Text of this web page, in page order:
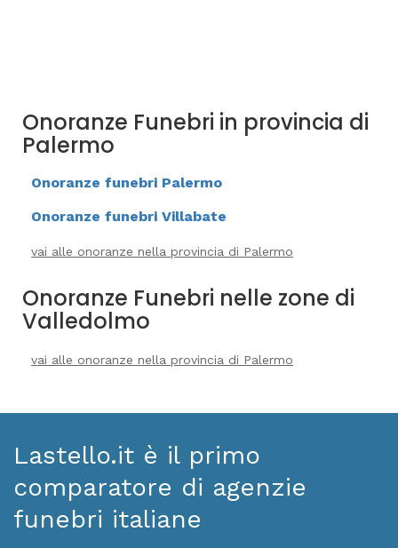
Onoranze Funebri in provincia di
Palermo
Onoranze funebri Palermo
Onoranze funebri Villabate
vai alle onoranze nella provincia di Palermo
Onoranze Funebri nelle zone di
Valledolmo
vai alle onoranze nella provincia di Palermo
Lastello.it è il primo
comparatore di agenzie
funebri italiane